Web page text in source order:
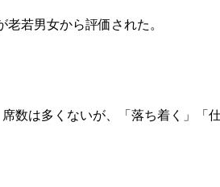
若男女から評価された。
は多くないが、「落ち着く」「